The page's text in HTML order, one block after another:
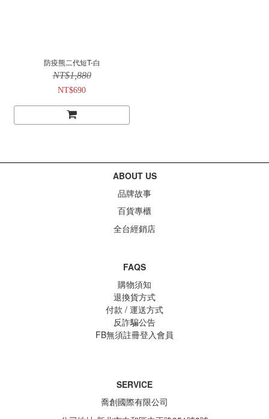
防疫熊二代短T-白
NT$1,880
NT$690
ABOUT US
品牌故事
百貨專櫃
全台經銷店
FAQS
購物須知
退換貨方式
付款 / 運送方式
反詐騙公告
FB無須註冊登入會員
SERVICE
喬創國際有限公司